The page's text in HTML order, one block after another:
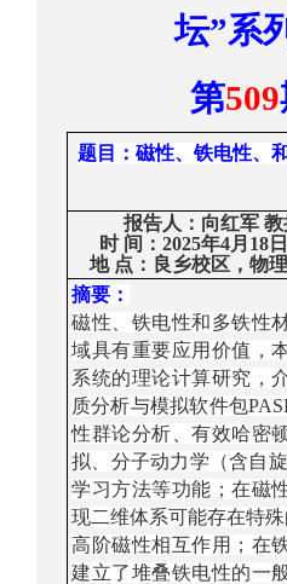
坛”系
第509
题目： 磁性、铁电性、
报告人： 向红军 教
时 间： 2025年4月18
地 点： 良乡校区， 物
摘要：
磁性、铁电性和多铁性
域具有重要应用价值，
系统的理论计算研究，
质分析与模拟软件包
性群论分析、有效哈密
拟、分子动力学（含自旋
学习方法等功能；在磁
现二维体系可能存在特殊
高阶磁性相互作用；在
建立了堆叠铁电性的一